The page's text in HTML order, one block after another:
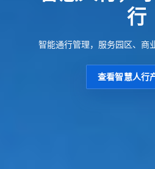
行
智能通行管理，服务园区、商
查看智慧人行